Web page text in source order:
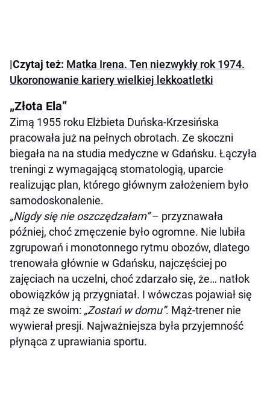
|Czytaj też: Matka Irena. Ten niezwykły rok 1974.
Ukoronowanie kariery wielkiej lekkoatletki
„Złota Ela”
Zimą 1955 roku Elżbieta Duńska-Krzesińska
pracowała już na pełnych obrotach. Ze skoczni
biegała na na studia medyczne w Gdańsku. Łączyła
treningi z wymagającą stomatologią, uparcie
realizując plan, którego głównym założeniem było
samodoskonalenie.
„Nigdy się nie oszczędzałam”– przyznawała
później, choć zmęczenie było ogromne. Nie lubiła
zgrupowań i monotonnego rytmu obozów, dlatego
trenowała głównie w Gdańsku, najczęściej po
zajęciach na uczelni, choć zdarzało się, że… natłok
obowiązków ją przygniatał. I wówczas pojawiał się
mąż ze swoim: „Zostań w domu”. Mąż-trener nie
wywierał presji. Najważniejsza była przyjemność
płynąca z uprawiania sportu.